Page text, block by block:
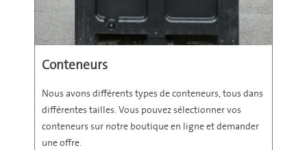
Conteneurs
Nous avons différents types de conteneurs, tous dans
différentes tailles. Vous pouvez sélectionner vos
conteneurs sur notre boutique en ligne et demander
une offre.